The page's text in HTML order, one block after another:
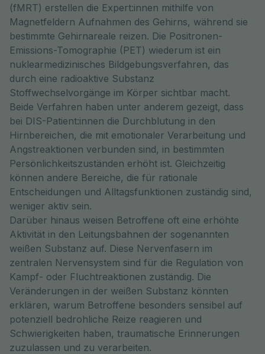
(fMRT) erstellen die Expert:innen mithilfe von
Magnetfeldern Aufnahmen des Gehirns, während sie
bestimmte Gehirnareale reizen. Die Positronen-
Emissions-Tomographie (PET) wiederum ist ein
nuklearmedizinisches Bildgebungsverfahren, das
durch eine radioaktive Substanz
Stoffwechselvorgänge im Körper sichtbar macht.
Beide Verfahren haben unter anderem gezeigt, dass
bei DIS-Patient:innen die Durchblutung in den
Hirnbereichen, die mit emotionaler Verarbeitung und
Angstreaktionen verbunden sind, in bestimmten
Persönlichkeitszuständen erhöht ist. Gleichzeitig
können andere Bereiche, die für rationale
Entscheidungen und Alltagsfunktionen zuständig sind,
weniger aktiv sein.
Darüber hinaus weisen Betroffene oft eine erhöhte
Aktivität in den Leitungsbahnen der sogenannten
weißen Substanz auf. Diese Nervenfasern im
zentralen Nervensystem sind für die Regulation von
Kampf- oder Fluchtreaktionen zuständig. Die
Veränderungen in der weißen Substanz könnten
erklären, warum Betroffene besonders sensibel auf
potenziell bedrohliche Reize reagieren und
Schwierigkeiten haben, traumatische Erinnerungen
zuzulassen und zu verarbeiten.